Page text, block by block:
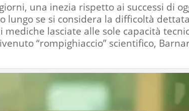
una inezia rispetto ai successi di
se si considera la difficoltà
lasciate alle sole capacità
“rompighiaccio” scientifico,